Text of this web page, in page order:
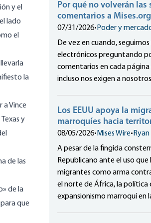
y el
lado
el
la
a Vince
y
de las
de la
que
Por qué no volverán las
comentarios a Mises.org
07/31/2026• Poder y
De vez en cuando,
electrónicos preguntando
comentarios en cada página
incluso nos exigen a
Los EEUU apoya la
marroquíes hacia
08/05/2026• Mises Wire•
A pesar de la fingida
Republicano ante el uso que
migrantes como arma
el norte de África, la política
expansionismo marroquí en